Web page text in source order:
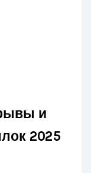
и
2025